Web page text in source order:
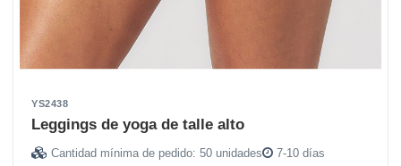
YS2438
Leggings de yoga de talle alto
Cantidad mínima de pedido: 50 unidades 7-10 días